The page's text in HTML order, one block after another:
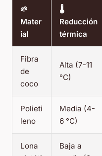
🌱
Mater
ial
🌡️
Reducción
térmica
Fibra
de
coco
Alta (7-11
°C)
Polieti
leno
Media (4-
6 °C)
Lona
Baja a